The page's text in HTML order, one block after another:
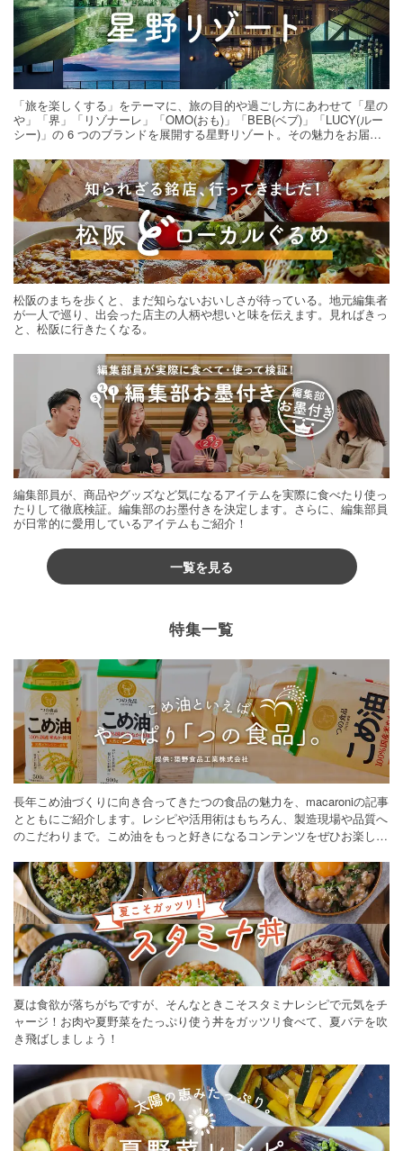
「旅を楽しくする」をテーマに、旅の目的や過ごし方にあわせて「星の
や」「界」「リゾナーレ」「OMO(おも)」「BEB(ベブ)」「LUCY(ルー
シー)」の 6 つのブランドを展開する星野リゾート。その魅力をお届け
松阪のまちを歩くと、まだ知らないおいしさが待っている。地元編集者
が一人で巡り、出会った店主の人柄や想いと味を伝えます。見ればきっ
と、松阪に行きたくなる。
編集部員が、商品やグッズなど気になるアイテムを実際に食べたり使っ
たりして徹底検証。編集部のお墨付きを決定します。さらに、編集部員
が日常的に愛用しているアイテムもご紹介！
一覧を見る
特集一覧
長年こめ油づくりに向き合ってきたつの食品の魅力を、macaroniの記事
とともにご紹介します。レシピや活用術はもちろん、製造現場や品質へ
のこだわりまで。こめ油をもっと好きになるコンテンツをぜひお楽しみ
夏は食欲が落ちがちですが、そんなときこそスタミナレシピで元気をチ
ャージ！お肉や夏野菜をたっぷり使う丼をガッツリ食べて、夏バテを吹
き飛ばしましょう！